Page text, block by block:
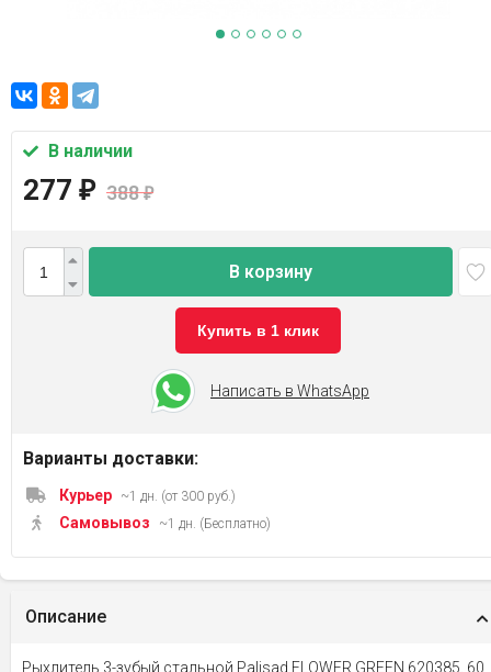
В наличии
277 ₽ 388₽
В корзину
Купить в 1 клик
Написать в WhatsApp
Варианты доставки:
Курьер ~1 дн. (от 300 руб.)
Самовывоз ~1 дн. (Бесплатно)
Описание
Рыхлитель 3-зубый стальной Palisad FLOWER GREEN 620385, 60